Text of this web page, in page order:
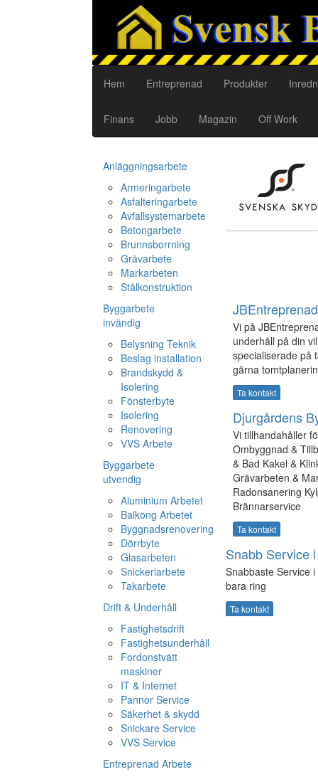
Hem Entreprenad Produkter
Finans Jobb Magazin Off Work
Anläggningsarbete
Armeringarbete
Asfalteringarbete
Avfallsystemarbete
Betongarbete
Brunnsborrning
Grävarbete
Markarbeten
Stålkonstruktion
Byggarbete
invändig
Belysning Teknik
Beslag installation
Brandskydd &
Isolering
Fönsterbyte
Isolering
Renovering
VVS Arbete
Byggarbete
utvendig
Aluminium Arbetet
Balkong Arbetet
Byggnadsrenovering
Dörrbyte
Glasarbeten
Snickeriarbete
Takarbete
Drift & Underhåll
Fastighetsdrift
Fastighetsunderhåll
Fordonstvätt
maskiner
IT & Internet
Pannor Service
Säkerhet & skydd
Snickare Service
VVS Service
Entreprenad Arbete
JBEntreprenad
Vi på
underhåll på din
specialiserade på
gärna
Ta kontakt
Djurgårdens
Vi tillhandahåller
Ombyggnad &
& Bad Kakel &
Grävarbeten &
Radonsanering
Brännarservice
Ta kontakt
Snabb Service
Snabbaste Service
bara ring
Ta kontakt